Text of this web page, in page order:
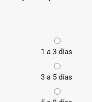
1 a 3 días
3 a 5 días